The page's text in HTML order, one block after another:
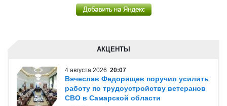
АКЦЕНТЫ
4 августа 2026 20:07
Вячеслав Федорищев поручил усилить
работу по трудоустройству ветеранов
СВО в Самарской области